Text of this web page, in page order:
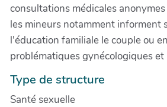
consultations médicales
les mineurs notamment informent
l'éducation familiale le couple ou
problématiques gynécologiques
Type de structure
Santé sexuelle